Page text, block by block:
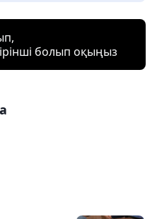
болып оқыңыз